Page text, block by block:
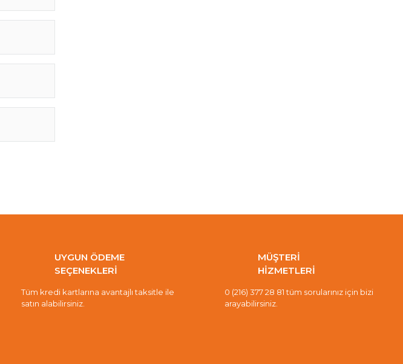
UYGUN ÖDEME
SEÇENEKLERİ
Tüm kredi kartlarına avantajlı taksitle ile
satın alabilirsiniz.
MÜŞTERİ
HİZMETLERİ
0 (216) 377 28 81 tüm sorularınız için bizi
arayabilirsiniz.